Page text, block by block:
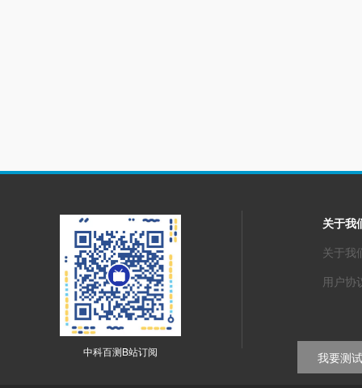
中科百测B站订阅
关于我
关于我
用户协
我要测试